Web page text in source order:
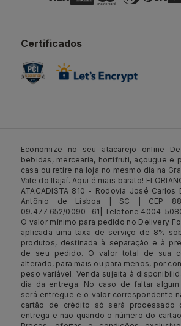
Certificados
Economize no seu atacarejo online
bebidas, mercearia, hortifruti, açougue e
casa ou retire na loja no mesmo dia na
Vale do Itajaí. Aqui é mais barato!
ATACADISTA 810 - Rodovia José Carlos
Antônio de Lisboa | SC | CEP
09.477.652/0090- 61| Telefone 4004-
O valor mínimo para pedido no Delivery
aplicada uma taxa de serviço de 8%
produtos, destinada à separação e à
de seu pedido. O valor total de sua
alterado, para mais ou para menos, por
peso variável. Venda sujeita à
dia da entrega. No caso de faltar
será entregue e o valor correspondente
cartão de crédito só será
entrega e não quando o número do